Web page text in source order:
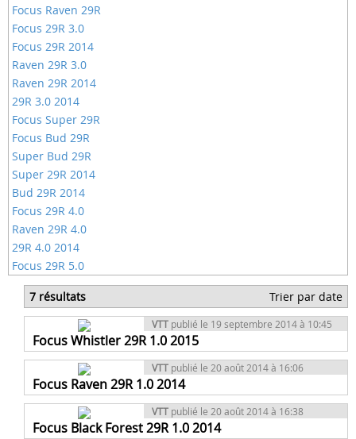
Focus Raven 29R
Focus 29R 3.0
Focus 29R 2014
Raven 29R 3.0
Raven 29R 2014
29R 3.0 2014
Focus Super 29R
Focus Bud 29R
Super Bud 29R
Super 29R 2014
Bud 29R 2014
Focus 29R 4.0
Raven 29R 4.0
29R 4.0 2014
Focus 29R 5.0
7 résultats Trier par date
VTT publié le 19 septembre 2014 à 10:45
Focus Whistler 29R 1.0 2015
VTT publié le 20 août 2014 à 16:06
Focus Raven 29R 1.0 2014
VTT publié le 20 août 2014 à 16:38
Focus Black Forest 29R 1.0 2014